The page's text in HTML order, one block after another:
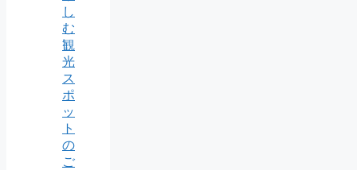
し
む
観
光
ス
ポ
ッ
ト
の
ご